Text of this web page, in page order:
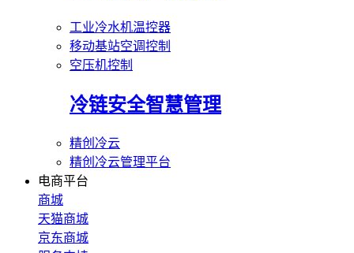
工业冷水机温控器
移动基站空调控制
空压机控制
冷链安全智慧管理
精创冷云
精创冷云管理平台
电商平台
商城
天猫商城
京东商城